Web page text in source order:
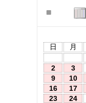
日
月
2
3
9
10
16
17
23
24